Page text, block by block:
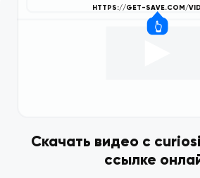
Скачать видео с
ссылке